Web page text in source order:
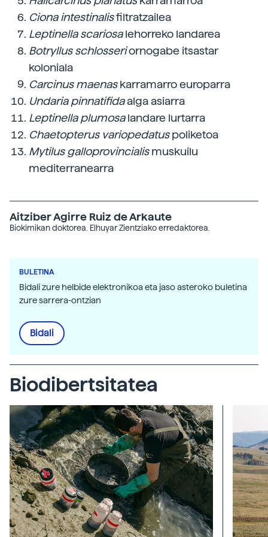
Ciona intestinalisfiltratzailea
Leptinella scariosalehorreko landarea
Botryllus schlosseriornogabe itsastar
koloniala
Carcinus maenaskarramarro europarra
Undaria pinnatifidaalga asiarra
Leptinella plumosalandare lurtarra
Chaetopterus variopedatuspoliketoa
Mytilus galloprovincialismuskuilu
mediterranearra
Aitziber Agirre Ruiz de Arkaute
Biokimikan doktorea. Elhuyar Zientziako erredaktorea.
BULETINA
Bidali zure helbide elektronikoa eta jaso asteroko buletina
zure sarrera-ontzian
Bidali
Biodibertsitatea